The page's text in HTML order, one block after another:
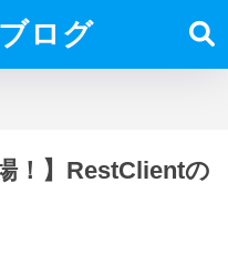
ログ
！】RestClientの